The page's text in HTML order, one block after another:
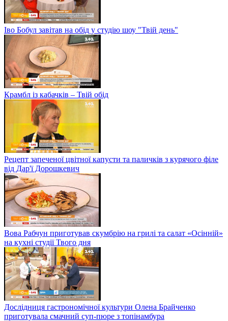
Іво Бобул завітав на обід у студію шоу "Твій день"
Крамбл із кабачків – Твій обід
Рецепт запеченої цвітної капусти та паличків з курячого філе
від Дар'ї Дорошкевич
Вова Рабчун приготував скумбрію на грилі та салат «Осінній»
на кухні студії Твого дня
Дослідниця гастрономічної культури Олена Брайченко
приготувала смачний суп-пюре з топінамбура